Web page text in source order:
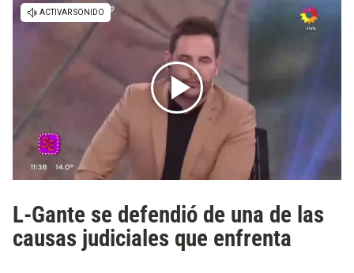
L-Gante se defendió de una de las
causas judiciales que enfrenta